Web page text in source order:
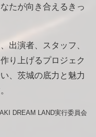
たが向き合えるきっ
出演者、スタッフ、
り上げるプロジェク
、茨城の底力と魅力
DREAM LAND実行委員会